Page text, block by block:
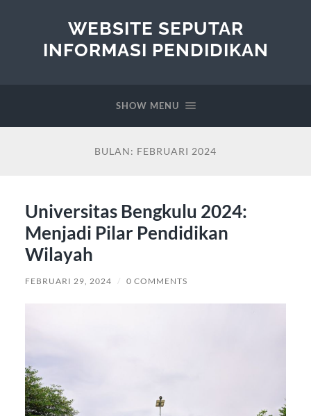
WEBSITE SEPUTAR
INFORMASI PENDIDIKAN
SHOW MENU
BULAN: FEBRUARI 2024
Universitas Bengkulu 2024:
Menjadi Pilar Pendidikan
Wilayah
FEBRUARI 29, 2024 / 0 COMMENTS